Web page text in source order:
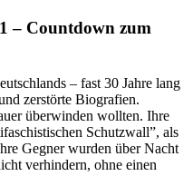
– Countdown zum
– fast 30 Jahre lang
zerstörte Biografien.
überwinden wollten. Ihre
Schutzwall”, als
Gegner wurden über Nacht
verhindern, ohne einen